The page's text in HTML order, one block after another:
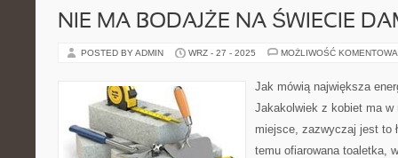
NIE MA BODAJŻE NA ŚWIECIE
POSTED BY ADMIN WRZ - 27 - 2025 MOŻLIWOŚĆ
Jak mówią największa
Jakakolwiek z kobiet ma
miejsce, zazwyczaj jest to
temu ofiarowana toaletka,